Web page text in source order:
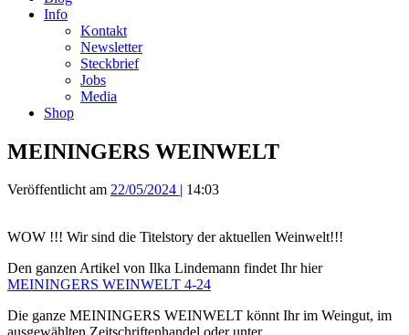
Info
Kontakt
Newsletter
Steckbrief
Jobs
Media
Shop
MEININGERS WEINWELT
Veröffentlicht am 22/05/2024 | 14:03
WOW !!! Wir sind die Titelstory der aktuellen Weinwelt!!!
Den ganzen Artikel von Ilka Lindemann findet Ihr hier
MEININGERS WEINWELT 4-24
Die ganze MEININGERS WEINWELT könnt Ihr im Weingut, im